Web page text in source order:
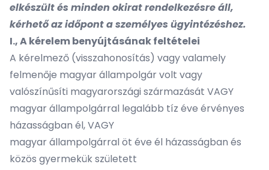
elkészült és minden okirat rendelkezésre áll,
kérhető az időpont a személyes ügyintézéshez.
I.,A kérelem benyújtásának feltételei
A kérelmező (visszahonosítás) vagy valamely
felmenője magyar állampolgár volt vagy
valószínűsíti magyarországi származását VAGY
magyar állampolgárral legalább tíz éve érvényes
házasságban él, VAGY
magyar állampolgárral öt éve él házasságban és
közös gyermekük született